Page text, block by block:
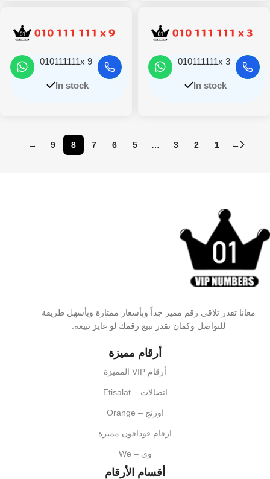
010111111x 3
In stock
010111111x 9
In stock
←
1
2
3
…
5
6
7
8
9
→
معانا تقدر تلاقي رقم مميز جداً وبأسعار ممتازة وبأسهل طريقة
للتواصل وكمان تقدر تبيع رقمك لو عايز تبيعه.
أرقام مميزة
أرقام VIP المميزة
اتصالات – Etisalat
اورنج – Orange
ارقام فودافون مميزة
وي – We
أقسام الأرقام